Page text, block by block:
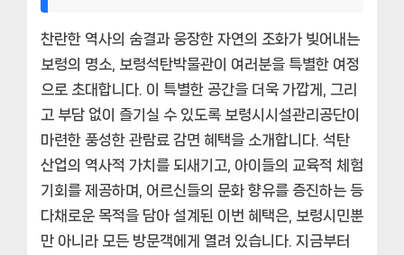
찬란한 역사의 숨결과 웅장한 자연의 조화가 빚어내는
보령의 명소, 보령석탄박물관이 여러분을 특별한 여정
으로 초대합니다. 이 특별한 공간을 더욱 가깝게, 그리
고 부담 없이 즐기실 수 있도록 보령시시설관리공단이
마련한 풍성한 관람료 감면 혜택을 소개합니다. 석탄
산업의 역사적 가치를 되새기고, 아이들의 교육적 체험
기회를 제공하며, 어르신들의 문화 향유를 증진하는 등
다채로운 목적을 담아 설계된 이번 혜택은, 보령시민뿐
만 아니라 모든 방문객에게 열려 있습니다. 지금부터